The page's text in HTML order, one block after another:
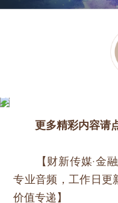
更多精彩内容请
【财新传媒·金融
专业音频，工作日更
价值专递】